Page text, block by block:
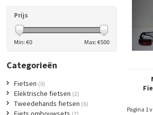
Pagina 1
Prijs
Min: €0 Max: €500
Categorieën
Fietsen (0)
Elektrische fietsen (2)
Tweedehands fietsen (6)